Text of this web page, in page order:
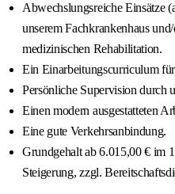
Abwechslungsreiche Einsätze
unserem Fachkrankenhaus
medizinischen Rehabilitation.
Ein Einarbeitungscurriculum
Persönliche Supervision durch
Einen modern ausgestatteten
Eine gute Verkehrsanbindung.
Grundgehalt ab 6.015,00 € im
Steigerung, zzgl.